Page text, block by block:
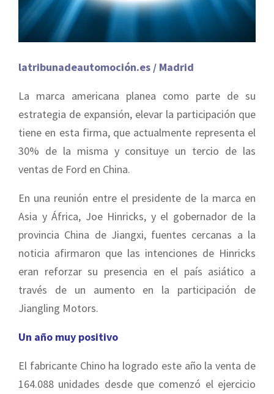
latribunadeautomoción.es / Madrid
La marca americana planea como parte de su
estrategia de expansión, elevar la participación que
tiene en esta firma, que actualmente representa el
30% de la misma y consituye un tercio de las
ventas de Ford en China.
En una reunión entre el presidente de la marca en
Asia y África, Joe Hinricks, y el gobernador de la
provincia China de Jiangxi, fuentes cercanas a la
noticia afirmaron que las intenciones de Hinricks
eran reforzar su presencia en el país asiático a
través de un aumento en la participación de
Jiangling Motors.
Un año muy positivo
El fabricante Chino ha logrado este año la venta de
164.088 unidades desde que comenzó el ejercicio